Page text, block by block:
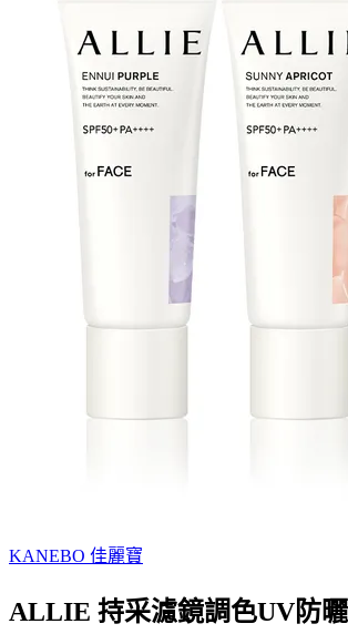
KANEBO 佳麗寶
ALLIE 持采濾鏡調色UV防